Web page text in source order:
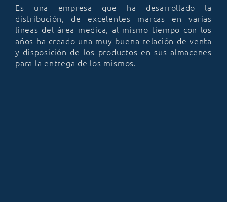
Es una empresa que ha desarrollado la
distribución, de excelentes marcas en varias
lineas del área medica, al mismo tiempo con los
años ha creado una muy buena relación de venta
y disposición de los productos en sus almacenes
para la entrega de los mismos.